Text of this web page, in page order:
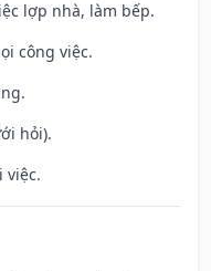
lợp nhà, làm bếp.
công việc.
hỏi).
việc.